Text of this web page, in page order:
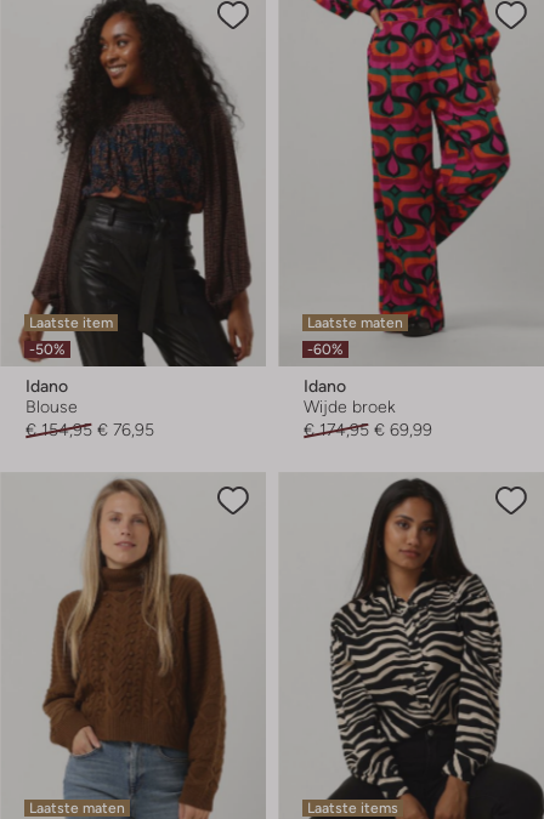
Laatste item
-50%
Idano
Blouse
€ 154,95 € 76,95
Laatste maten
-60%
Idano
Wijde broek
€ 174,95 € 69,99
Laatste maten
Laatste items